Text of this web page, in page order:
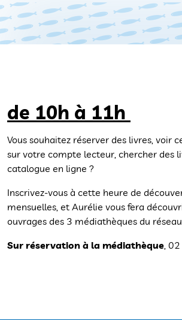
de 10h à 11h
Vous souhaitez réserver des livres, voir
sur votre compte lecteur, chercher des
catalogue en ligne ?
Inscrivez-vous à cette heure de
mensuelles, et Aurélie vous fera
ouvrages des 3 médiathèques du
Sur réservation à la médiathèque,